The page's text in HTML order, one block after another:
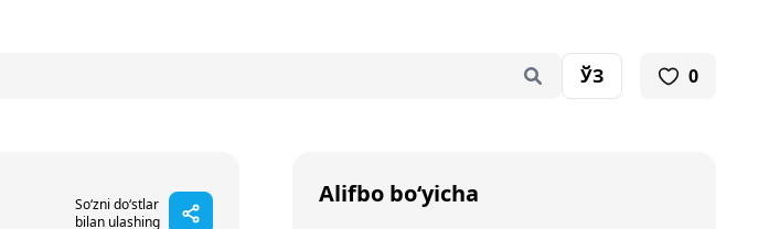
ЎЗ 0
So‘zni do‘stlar
bilan ulashing
Alifbo bo‘yicha